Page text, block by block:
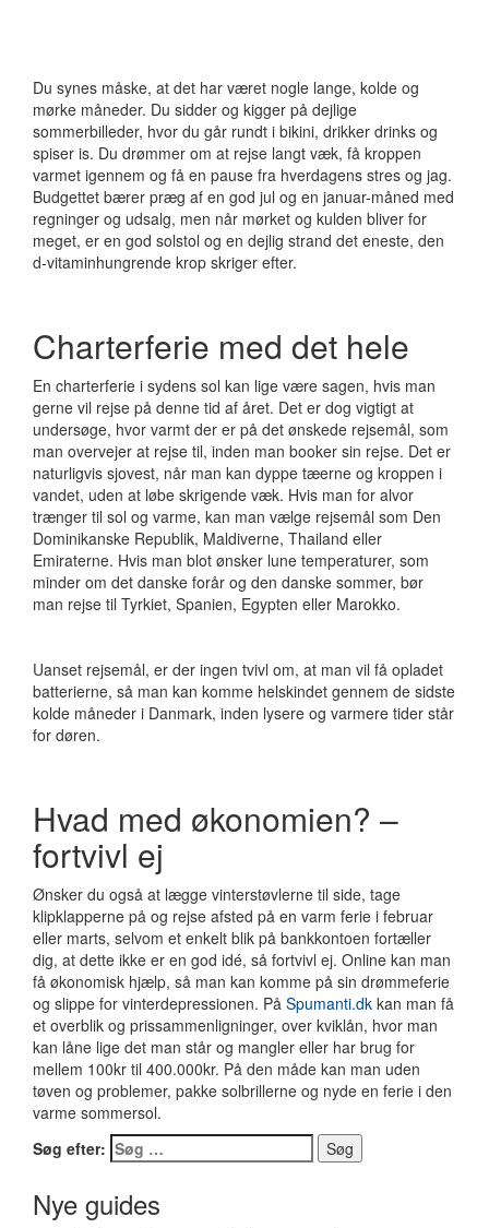
Du synes måske, at det har været nogle lange, kolde og
mørke måneder. Du sidder og kigger på dejlige
sommerbilleder, hvor du går rundt i bikini, drikker drinks og
spiser is. Du drømmer om at rejse langt væk, få kroppen
varmet igennem og få en pause fra hverdagens stres og jag.
Budgettet bærer præg af en god jul og en januar-måned med
regninger og udsalg, men når mørket og kulden bliver for
meget, er en god solstol og en dejlig strand det eneste, den
d-vitaminhungrende krop skriger efter.
Charterferie med det hele
En charterferie i sydens sol kan lige være sagen, hvis man
gerne vil rejse på denne tid af året. Det er dog vigtigt at
undersøge, hvor varmt der er på det ønskede rejsemål, som
man overvejer at rejse til, inden man booker sin rejse. Det er
naturligvis sjovest, når man kan dyppe tæerne og kroppen i
vandet, uden at løbe skrigende væk. Hvis man for alvor
trænger til sol og varme, kan man vælge rejsemål som Den
Dominikanske Republik, Maldiverne, Thailand eller
Emiraterne. Hvis man blot ønsker lune temperaturer, som
minder om det danske forår og den danske sommer, bør
man rejse til Tyrkiet, Spanien, Egypten eller Marokko.
Uanset rejsemål, er der ingen tvivl om, at man vil få opladet
batterierne, så man kan komme helskindet gennem de sidste
kolde måneder i Danmark, inden lysere og varmere tider står
for døren.
Hvad med økonomien? –
fortvivl ej
Ønsker du også at lægge vinterstøvlerne til side, tage
klipklapperne på og rejse afsted på en varm ferie i februar
eller marts, selvom et enkelt blik på bankkontoen fortæller
dig, at dette ikke er en god idé, så fortvivl ej. Online kan man
få økonomisk hjælp, så man kan komme på sin drømmeferie
og slippe for vinterdepressionen. På Spumanti.dk kan man få
et overblik og prissammenligninger, over kviklån, hvor man
kan låne lige det man står og mangler eller har brug for
mellem 100kr til 400.000kr. På den måde kan man uden
tøven og problemer, pakke solbrillerne og nyde en ferie i den
varme sommersol.
Søg efter:
Nye guides